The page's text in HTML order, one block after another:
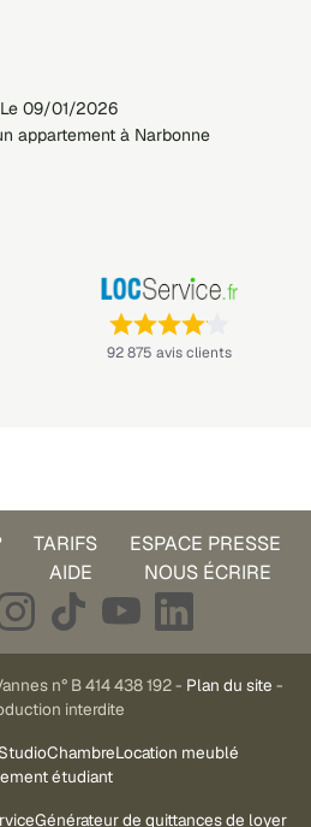
Le 09/01/2026
appartement à Narbonne
Note : 4,1 sur 5 —
92 875 avis clients
TARIFS
ESPACE PRESSE
AIDE NOUS ÉCRIRE
n° B 414 438 192 - Plan du site -
interdite
ChambreLocation meublé
étudiant
Générateur de quittances de loyer